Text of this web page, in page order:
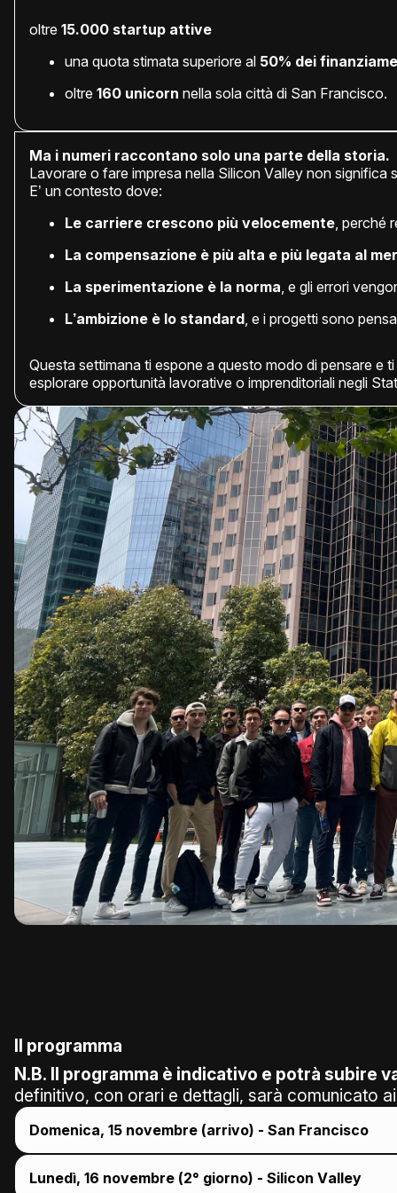
oltre 15.000 startup attive
una quota stimata superiore al 50% dei
oltre 160 unicorn nella sola città di San Francisco.
Ma i numeri raccontano solo una parte della storia.
Lavorare o fare impresa nella Silicon Valley non significa
E’ un contesto dove:
Le carriere crescono più velocemente ,
La compensazione è più alta e più legata al
La sperimentazione è la norma , e gli errori
L’ambizione è lo standard , e i progetti sono
Questa settimana ti espone a questo modo di pensare e
esplorare opportunità lavorative o imprenditoriali negli
Il programma
N.B. Il programma è indicativo e potrà subire
definitivo, con orari e dettagli, sarà comunicato
Domenica, 15 novembre (arrivo) - San Francisco
Lunedì, 16 novembre (2° giorno) - Silicon Valley